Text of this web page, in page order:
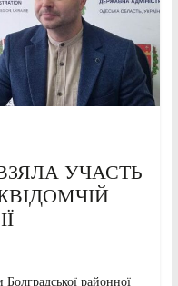
УЧАСТЬ
районної